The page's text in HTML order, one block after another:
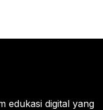
edukasi digital yang